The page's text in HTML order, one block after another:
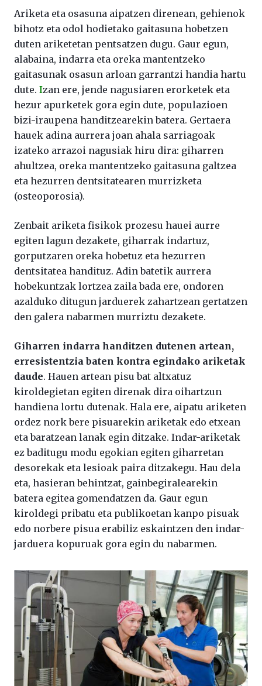
Ariketa eta osasuna aipatzen direnean, gehienok
bihotz eta odol hodietako gaitasuna hobetzen
duten ariketetan pentsatzen dugu. Gaur egun,
alabaina, indarra eta oreka mantentzeko
gaitasunak osasun arloan garrantzi handia hartu
dute. Izan ere, jende nagusiaren erorketek eta
hezur apurketek gora egin dute, populazioen
bizi-iraupena handitzearekin batera. Gertaera
hauek adina aurrera joan ahala sarriagoak
izateko arrazoi nagusiak hiru dira: giharren
ahultzea, oreka mantentzeko gaitasuna galtzea
eta hezurren dentsitatearen murrizketa
(osteoporosia).
Zenbait ariketa fisikok prozesu hauei aurre
egiten lagun dezakete, giharrak indartuz,
gorputzaren oreka hobetuz eta hezurren
dentsitatea handituz. Adin batetik aurrera
hobekuntzak lortzea zaila bada ere, ondoren
azalduko ditugun jarduerek zahartzean gertatzen
den galera nabarmen murriztu dezakete.
Giharren indarra handitzen dutenen artean,
erresistentzia baten kontra egindako ariketak
daude. Hauen artean pisu bat altxatuz
kiroldegietan egiten direnak dira oihartzun
handiena lortu dutenak. Hala ere, aipatu ariketen
ordez nork bere pisuarekin ariketak edo etxean
eta baratzean lanak egin ditzake. Indar-ariketak
ez baditugu modu egokian egiten giharretan
desorekak eta lesioak paira ditzakegu. Hau dela
eta, hasieran behintzat, gainbegiralearekin
batera egitea gomendatzen da. Gaur egun
kiroldegi pribatu eta publikoetan kanpo pisuak
edo norbere pisua erabiliz eskaintzen den indar-
jarduera kopuruak gora egin du nabarmen.